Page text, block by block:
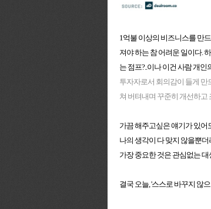
1억불 이상의 비즈니스를 만드
져야 하는 참 어려운 일이다.
는 점프?..이나 이건 사람 개
투자자로서 회의감이 들게 만
쳐 버텨내며 꾸준히 개선하고
가끔 해주고싶은 얘기가 있어
나의 생각이 다 맞지 않을뿐
가장 중요한 것은 관심없는
결국 오늘, '스스로 바꾸지 않